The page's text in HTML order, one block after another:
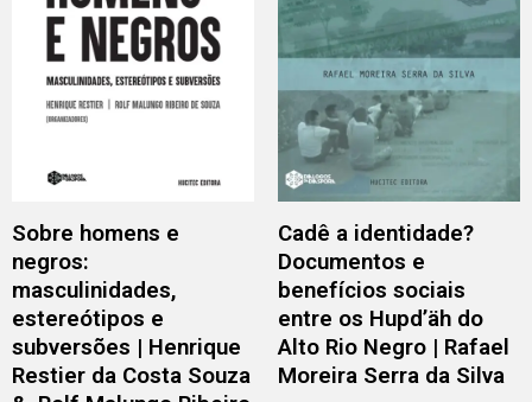
Sobre homens e
negros:
masculinidades,
estereótipos e
subversões | Henrique
Restier da Costa Souza
Cadê a identidade?
Documentos e
benefícios sociais
entre os Hupd’äh do
Alto Rio Negro | Rafael
Moreira Serra da Silva